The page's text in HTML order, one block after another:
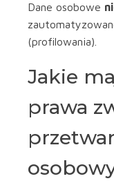
Dane osobowe
(profilowania).
Jakie
prawa